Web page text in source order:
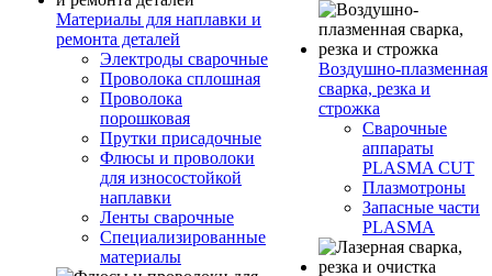
Материалы для наплавки и
ремонта деталей
Электроды сварочные
Проволока сплошная
Проволока
порошковая
Прутки присадочные
Флюсы и проволоки
для износостойкой
наплавки
Ленты сварочные
Специализированные
материалы
Воздушно-плазменная
сварка, резка и
строжка
Сварочные
аппараты
PLASMA CUT
Плазмотроны
Запасные части
PLASMA